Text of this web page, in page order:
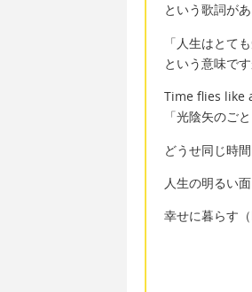
という歌詞があ
「人生はとて
という意味で
Time flies like
「光陰矢のごと
どうせ同じ時
人生の明るい
幸せに暮らす